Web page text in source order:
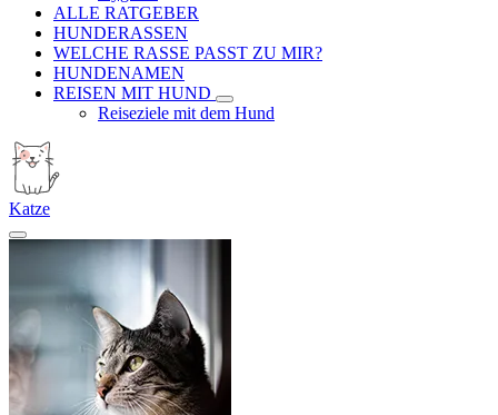
ALLE RATGEBER
HUNDERASSEN
WELCHE RASSE PASST ZU MIR?
HUNDENAMEN
REISEN MIT HUND
Reiseziele mit dem Hund
Katze